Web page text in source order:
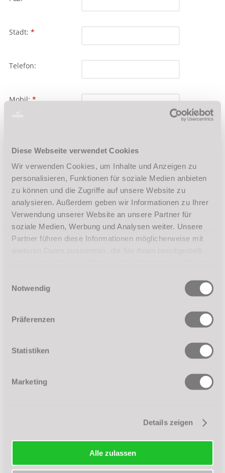
Diese Webseite verwendet Cookies
Wir verwenden Cookies, um Inhalte und Anzeigen zu
personalisieren, Funktionen für soziale Medien anbieten
zu können und die Zugriffe auf unsere Website zu
analysieren. Außerdem geben wir Informationen zu Ihrer
Verwendung unserer Website an unsere Partner für
soziale Medien, Werbung und Analysen weiter. Unsere
Partner führen diese Informationen möglicherweise mit
Notwendig
Präferenzen
Statistiken
Marketing
Details zeigen
Alle zulassen